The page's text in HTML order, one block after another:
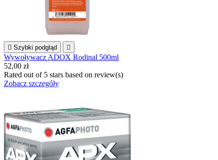
 Szybki podgląd 
Wywoływacz ADOX Rodinal 500ml
52,00 zł
Rated out of 5 stars based on review(s)
Zobacz szczegóły